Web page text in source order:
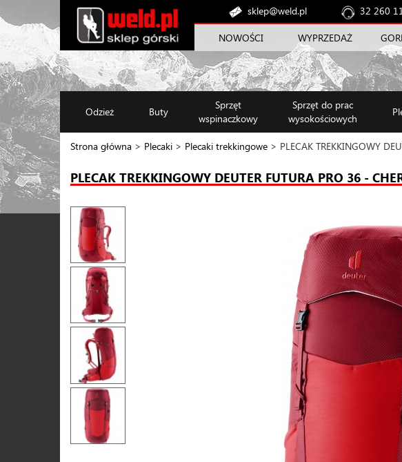
sklep@weld.pl 32 260
NOWOŚCI WYPRZEDAŻ
Odzież Buty
Sprzęt
wspinaczkowy
Sprzęt do prac
wysokościowych
Strona główna > Plecaki > Plecaki trekkingowe > PLECAK TREKKINGOWY
PLECAK TREKKINGOWY DEUTER FUTURA PRO 36 -